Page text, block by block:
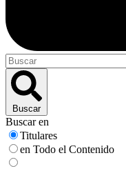
Buscar
Buscar en
Titulares
en Todo el Contenido